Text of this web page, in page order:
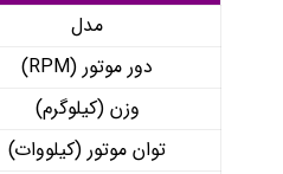
مدل
دور موتور (RPM)
وزن (کیلوگرم)
توان موتور (کیلووات)